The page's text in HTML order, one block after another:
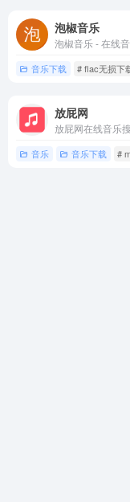
泡椒音乐
音乐下载 # flac无损下
放屁网
音乐 音乐下载 #